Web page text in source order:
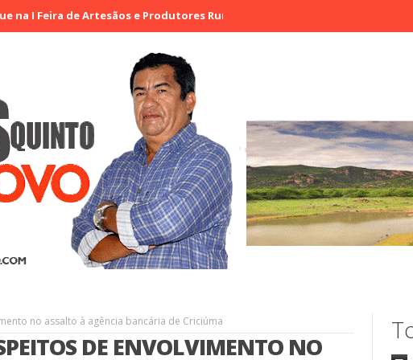
Artesãos e Produtores Rurais de Aracatiaçu, Sobral Vigilante é
no assalto à agência bancária de Criciúma
DE ENVOLVIMENTO NO